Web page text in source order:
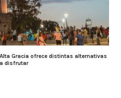
Gracia ofrece distintas alternativas
disfrutar